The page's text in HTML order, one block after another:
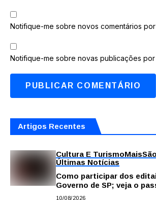
Notifique-me sobre novos comentários por
Notifique-me sobre novas publicações por
Artigos Recentes
Cultura E TurismoMais
Últimas Notícias
Como participar dos
Governo de SP; veja o
fazer a inscrição
10/08/2026